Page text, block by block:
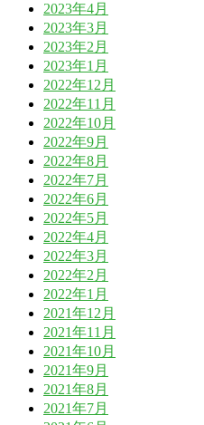
2023年4月
2023年3月
2023年2月
2023年1月
2022年12月
2022年11月
2022年10月
2022年9月
2022年8月
2022年7月
2022年6月
2022年5月
2022年4月
2022年3月
2022年2月
2022年1月
2021年12月
2021年11月
2021年10月
2021年9月
2021年8月
2021年7月